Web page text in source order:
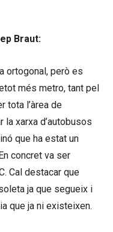
Braut:
ortogonal, però es
més metro, tant pel
tota l’àrea de
la xarxa d’autobusos
que ha estat un
concret va ser
Cal destacar que
ja que segueix i
que ja ni existeixen.